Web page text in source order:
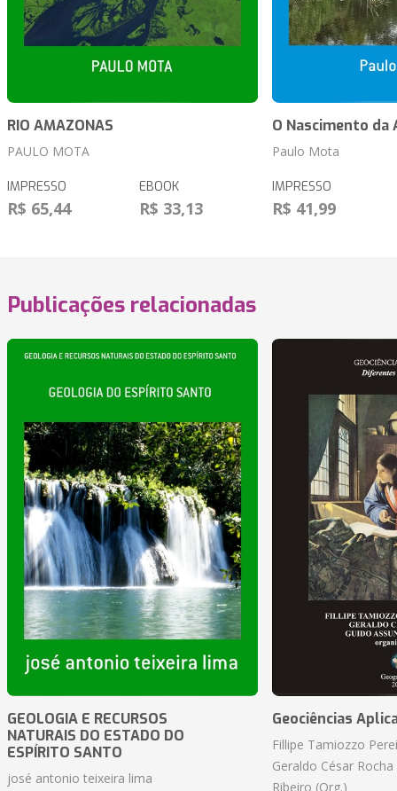
RIO AMAZONAS
PAULO MOTA
IMPRESSO
R$ 65,44
EBOOK
R$ 33,13
O Nascimento da
Paulo Mota
IMPRESSO
R$ 41,99
Publicações relacionadas
GEOLOGIA E RECURSOS
NATURAIS DO ESTADO DO
ESPÍRITO SANTO
josé antonio teixeira lima
Geociências
Fillipe Tamiozzo
Geraldo César
Ribeiro (Org.)